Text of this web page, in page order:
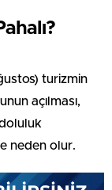
turizmin
açılması,
neden olur.